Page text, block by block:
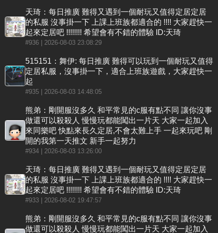
天琦：每日推廣 難得又遇到一個耐玩又值得定居定居
的私服 沒事掛一下 上課上班族都適合的 !!!! 大家趕快一
起來定居吧 !!!!!!!! 希望會有不錯的體驗 ID:天琦
#936 | 2026-08-03 23:08:29
515151：舞伊: 每日推廣 難得可以玩到一個耐玩又值得
定居私服，沒事掛一下，適合上班族遊戲，大家趕快一
起
#935 | 2026-08-03 14:48:05
熊弟：剛開服沒多久 和平常見的c服有點不同 讓你沒事
做還可以殺殺人 慢慢玩都能闖出一片天 大家一起加入
來同樂吧 快點來長久定居,不會太難上手 一起來玩吧 剛
開的我第一天推文 新手一起努力
#934 | 2026-08-03 13:26:00
天琦：每日推廣 難得又遇到一個耐玩又值得定居定居
的私服 沒事掛一下 上課上班族都適合的 !!!! 大家趕快一
起來定居吧 !!!!!!!! 希望會有不錯的體驗 ID:天琦
#933 | 2026-08-02 19:47:57
熊弟：剛開服沒多久 和平常見的c服有點不同 讓你沒事
做還可以殺殺人 慢慢玩都能闖出一片天 大家一起加入